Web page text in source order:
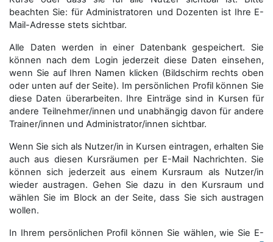
beachten Sie: für Administratoren und Dozenten ist Ihre E-
Mail-Adresse stets sichtbar.
Alle Daten werden in einer Datenbank gespeichert. Sie
können nach dem Login jederzeit diese Daten einsehen,
wenn Sie auf Ihren Namen klicken (Bildschirm rechts oben
oder unten auf der Seite). Im persönlichen Profil können Sie
diese Daten überarbeiten. Ihre Einträge sind in Kursen für
andere Teilnehmer/innen und unabhängig davon für andere
Trainer/innen und Administrator/innen sichtbar.
Wenn Sie sich als Nutzer/in in Kursen eintragen, erhalten Sie
auch aus diesen Kursräumen per E-Mail Nachrichten. Sie
können sich jederzeit aus einem Kursraum als Nutzer/in
wieder austragen. Gehen Sie dazu in den Kursraum und
wählen Sie im Block an der Seite, dass Sie sich austragen
wollen.
In Ihrem persönlichen Profil können Sie wählen, wie Sie E-